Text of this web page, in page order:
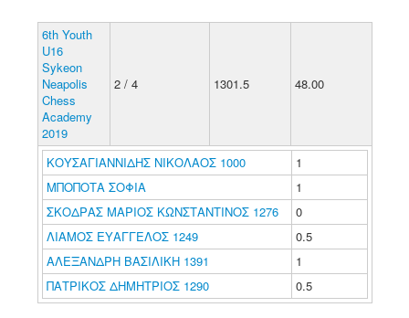
6th Youth
U16
Sykeon
Neapolis
Chess
Academy
2019
2 / 4 1301.5 48.00
ΚΟΥΣΑΓΙΑΝΝΙΔΗΣ ΝΙΚΟΛΑΟΣ 1000
1
ΜΠΟΠΟΤΑ ΣΟΦΙΑ
1
ΣΚΟΔΡΑΣ ΜΑΡΙΟΣ ΚΩΝΣΤΑΝΤΙΝΟΣ 1276
0
ΛΙΑΜΟΣ ΕΥΑΓΓΕΛΟΣ 1249
0.5
ΑΛΕΞΑΝΔΡΗ ΒΑΣΙΛΙΚΗ 1391
1
ΠΑΤΡΙΚΟΣ ΔΗΜΗΤΡΙΟΣ 1290
0.5